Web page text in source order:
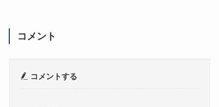
コメント
コメントする